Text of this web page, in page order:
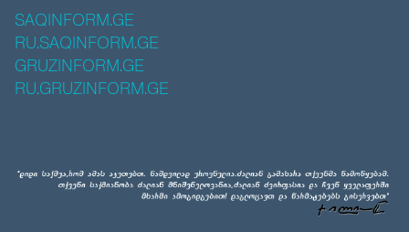
SAQINFORM.GE
RU.SAQINFORM.GE
GRUZINFORM.GE
RU.GRUZINFORM.GE